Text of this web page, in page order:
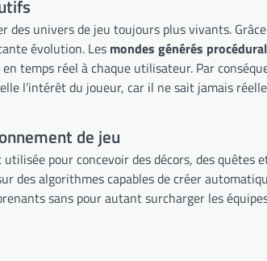
univers de jeu toujours plus vivants.
évolution. Les mondes générés
temps réel à chaque utilisateur. Par
l’intérêt du joueur, car il ne sait jamais
de jeu
pour concevoir des décors, des quêtes
des algorithmes capables de créer
sans pour autant surcharger les